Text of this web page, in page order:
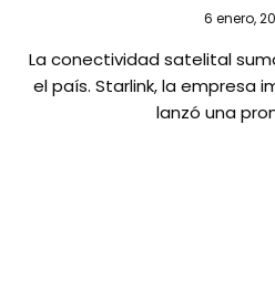
6 enero,
La conectividad satelital
el país. Starlink, la empresa
lanzó una